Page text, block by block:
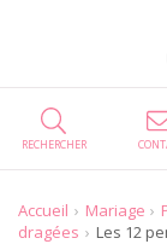
RECHERCHER
Accueil Mariage
dragées
Les 12